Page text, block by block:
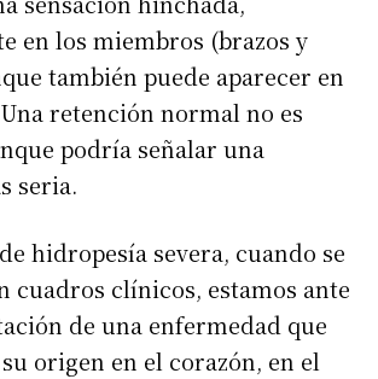
en los miembros (brazos y
también puede aparecer en
retención normal no es
podría señalar una
seria.
hidropesía severa, cuando se
cuadros clínicos, estamos ante
de una enfermedad que
origen en el corazón, en el